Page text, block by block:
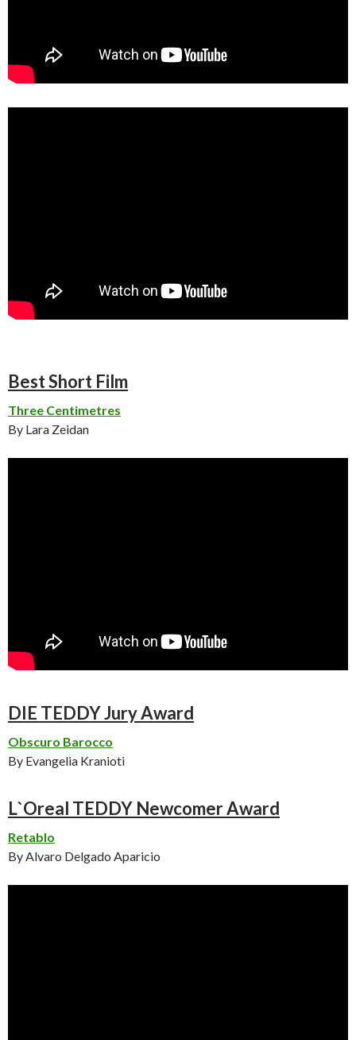
Best Short Film
Three Centimetres
By Lara Zeidan
DIE TEDDY Jury Award
Obscuro Barocco
By Evangelia Kranioti
L`Oreal TEDDY Newcomer Award
Retablo
By Alvaro Delgado Aparicio